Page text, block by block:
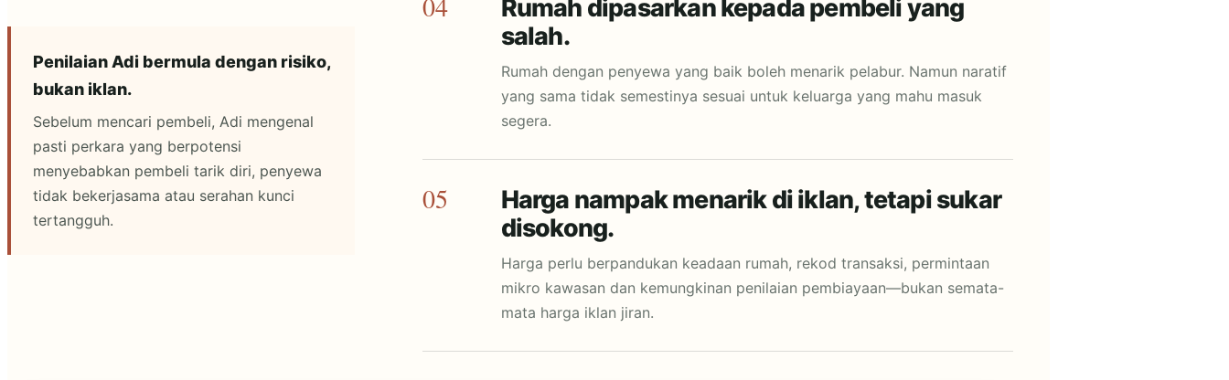
Penilaian Adi bermula dengan risiko,
bukan iklan.
Sebelum mencari pembeli, Adi mengenal
pasti perkara yang berpotensi
menyebabkan pembeli tarik diri, penyewa
tidak bekerjasama atau serahan kunci
tertangguh.
Rumah dipasarkan kepada pembeli yang
salah.
Rumah dengan penyewa yang baik boleh menarik pelabur. Namun naratif
yang sama tidak semestinya sesuai untuk keluarga yang mahu masuk
segera.
05
Harga nampak menarik di iklan, tetapi sukar
disokong.
Harga perlu berpandukan keadaan rumah, rekod transaksi, permintaan
mikro kawasan dan kemungkinan penilaian pembiayaan—bukan semata-
mata harga iklan jiran.